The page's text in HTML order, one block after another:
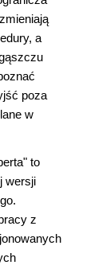
a
poza
w
to
wersji
z